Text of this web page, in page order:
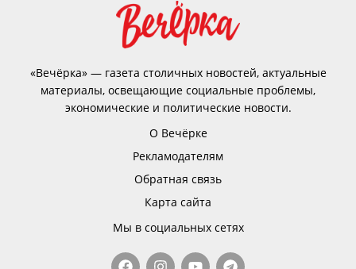
«Вечёрка» — газета столичных новостей, актуальные
материалы, освещающие социальные проблемы,
экономические и политические новости.
О Вечёрке
Рекламодателям
Обратная связь
Карта сайта
Мы в социальных сетях